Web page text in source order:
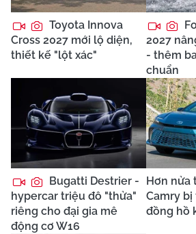
Toyota Innova
Cross 2027 mới lộ diện,
thiết kế "lột xác"
2027
- thêm
chuẩn
Bugatti Destrier -
hypercar triệu đô "thửa"
riêng cho đại gia mê
động cơ W16
Hơn nửa
Camry
đồng hồ